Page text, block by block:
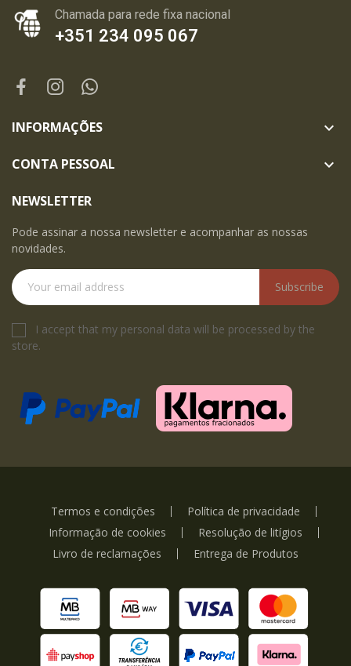
Chamada para rede fixa nacional
+351 234 095 067
INFORMAÇÕES 
CONTA PESSOAL 
NEWSLETTER
Pode assinar a nossa newsletter e acompanhar as nossas
novidades.
Subscribe
I accept that my personal data will be processed by the
store.
Termos e condições
Política de privacidade
Informação de cookies
Resolução de litígios
Livro de reclamações
Entrega de Produtos